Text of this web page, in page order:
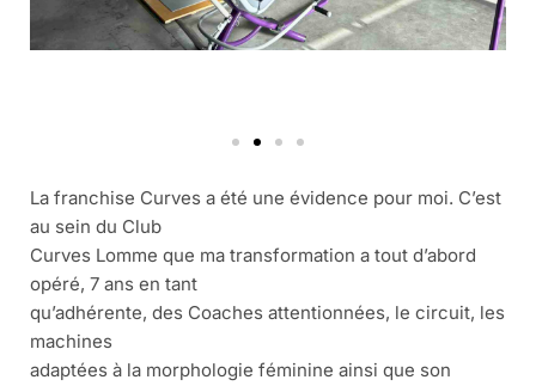
La franchise Curves a été une évidence pour moi. C’est
au sein du Club
Curves Lomme que ma transformation a tout d’abord
opéré, 7 ans en tant
qu’adhérente, des Coaches attentionnées, le circuit, les
machines
adaptées à la morphologie féminine ainsi que son